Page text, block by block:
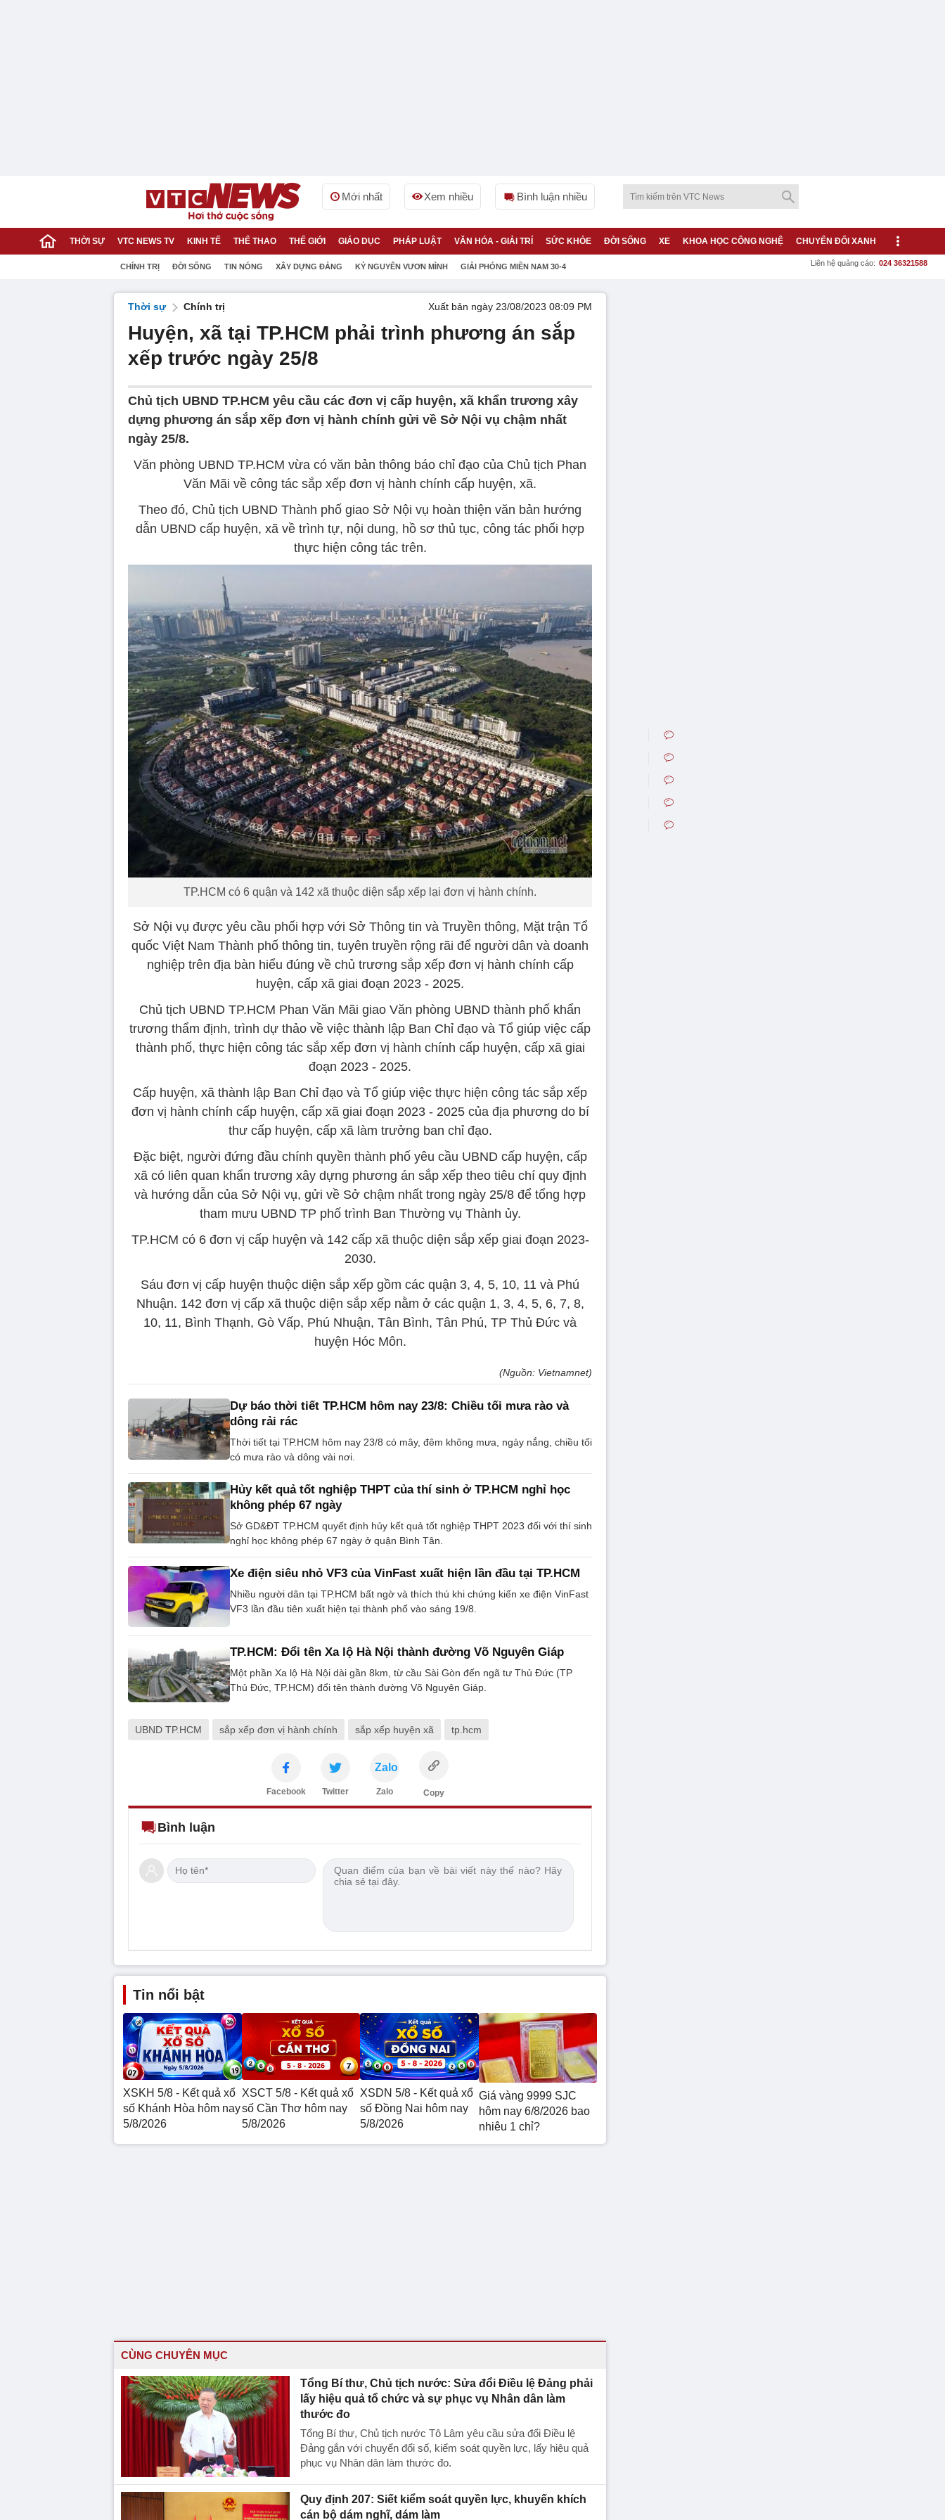
Mới nhất Xem nhiều Bình luận nhiều
THỜI SỰ VTC NEWS TV KINH TẾ THỂ THAO THẾ GIỚI GIÁO DỤC PHÁP LUẬT VĂN HÓA - GIẢI TRÍ SỨC KHỎE ĐỜI SỐNG XE KHOA HỌC CÔNG NGHỆ CHUYỂN ĐỔI XANH
CHÍNH TRỊ ĐỜI SỐNG TIN NÓNG XÂY DỰNG ĐẢNG KỶ NGUYÊN VƯƠN MÌNH GIẢI PHÓNG MIỀN NAM 30-4 Liên hệ quảng cáo: 024 36321588
Thời sự Chính trị Xuất bản ngày 23/08/2023 08:09 PM
Huyện, xã tại TP.HCM phải trình phương án sắp
xếp trước ngày 25/8
Chủ tịch UBND TP.HCM yêu cầu các đơn vị cấp huyện, xã khẩn trương xây
dựng phương án sắp xếp đơn vị hành chính gửi về Sở Nội vụ chậm nhất
ngày 25/8.
Văn phòng UBND TP.HCM vừa có văn bản thông báo chỉ đạo của Chủ tịch Phan
Văn Mãi về công tác sắp xếp đơn vị hành chính cấp huyện, xã.
Theo đó, Chủ tịch UBND Thành phố giao Sở Nội vụ hoàn thiện văn bản hướng
dẫn UBND cấp huyện, xã về trình tự, nội dung, hồ sơ thủ tục, công tác phối hợp
thực hiện công tác trên.
TP.HCM có 6 quận và 142 xã thuộc diện sắp xếp lại đơn vị hành chính.
Sở Nội vụ được yêu cầu phối hợp với Sở Thông tin và Truyền thông, Mặt trận Tổ
quốc Việt Nam Thành phố thông tin, tuyên truyền rộng rãi để người dân và doanh
nghiệp trên địa bàn hiểu đúng về chủ trương sắp xếp đơn vị hành chính cấp
huyện, cấp xã giai đoạn 2023 - 2025.
Chủ tịch UBND TP.HCM Phan Văn Mãi giao Văn phòng UBND thành phố khẩn
trương thẩm định, trình dự thảo về việc thành lập Ban Chỉ đạo và Tổ giúp việc cấp
thành phố, thực hiện công tác sắp xếp đơn vị hành chính cấp huyện, cấp xã giai
đoạn 2023 - 2025.
Cấp huyện, xã thành lập Ban Chỉ đạo và Tổ giúp việc thực hiện công tác sắp xếp
đơn vị hành chính cấp huyện, cấp xã giai đoạn 2023 - 2025 của địa phương do bí
thư cấp huyện, cấp xã làm trưởng ban chỉ đạo.
Đặc biệt, người đứng đầu chính quyền thành phố yêu cầu UBND cấp huyện, cấp
xã có liên quan khẩn trương xây dựng phương án sắp xếp theo tiêu chí quy định
và hướng dẫn của Sở Nội vụ, gửi về Sở chậm nhất trong ngày 25/8 để tổng hợp
tham mưu UBND TP phố trình Ban Thường vụ Thành ủy.
TP.HCM có 6 đơn vị cấp huyện và 142 cấp xã thuộc diện sắp xếp giai đoạn 2023-
2030.
Sáu đơn vị cấp huyện thuộc diện sắp xếp gồm các quận 3, 4, 5, 10, 11 và Phú
Nhuận. 142 đơn vị cấp xã thuộc diện sắp xếp nằm ở các quận 1, 3, 4, 5, 6, 7, 8,
10, 11, Bình Thạnh, Gò Vấp, Phú Nhuận, Tân Bình, Tân Phú, TP Thủ Đức và
huyện Hóc Môn.
(Nguồn: Vietnamnet)
Dự báo thời tiết TP.HCM hôm nay 23/8: Chiều tối mưa rào và
dông rải rác
Thời tiết tại TP.HCM hôm nay 23/8 có mây, đêm không mưa, ngày nắng, chiều tối
có mưa rào và dông vài nơi.
Hủy kết quả tốt nghiệp THPT của thí sinh ở TP.HCM nghỉ học
không phép 67 ngày
Sở GD&ĐT TP.HCM quyết định hủy kết quả tốt nghiệp THPT 2023 đối với thí sinh
nghỉ học không phép 67 ngày ở quận Bình Tân.
Xe điện siêu nhỏ VF3 của VinFast xuất hiện lần đầu tại TP.HCM
Nhiều người dân tại TP.HCM bất ngờ và thích thú khi chứng kiến xe điện VinFast
VF3 lần đầu tiên xuất hiện tại thành phố vào sáng 19/8.
TP.HCM: Đổi tên Xa lộ Hà Nội thành đường Võ Nguyên Giáp
Một phần Xa lộ Hà Nội dài gần 8km, từ cầu Sài Gòn đến ngã tư Thủ Đức (TP
Thủ Đức, TP.HCM) đổi tên thành đường Võ Nguyên Giáp.
UBND TP.HCM sắp xếp đơn vị hành chính sắp xếp huyện xã tp.hcm
Facebook Twitter
Zalo
Zalo Copy
Bình luận
Tin nổi bật
XSKH 5/8 - Kết quả xổ
số Khánh Hòa hôm nay
5/8/2026
XSCT 5/8 - Kết quả xổ
số Cần Thơ hôm nay
5/8/2026
XSDN 5/8 - Kết quả xổ
số Đồng Nai hôm nay
5/8/2026
Giá vàng 9999 SJC
hôm nay 6/8/2026 bao
nhiêu 1 chỉ?
CÙNG CHUYÊN MỤC
Tổng Bí thư, Chủ tịch nước: Sửa đổi Điều lệ Đảng phải
lấy hiệu quả tổ chức và sự phục vụ Nhân dân làm
thước đo
Tổng Bí thư, Chủ tịch nước Tô Lâm yêu cầu sửa đổi Điều lệ
Đảng gắn với chuyển đổi số, kiểm soát quyền lực, lấy hiệu quả
phục vụ Nhân dân làm thước đo.
Quy định 207: Siết kiểm soát quyền lực, khuyến khích
cán bộ dám nghĩ, dám làm